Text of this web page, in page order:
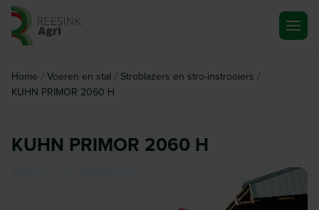
Home / Voeren en stal / Stroblazers en stro-instrooiers /
KUHN PRIMOR 2060 H
KUHN PRIMOR 2060 H